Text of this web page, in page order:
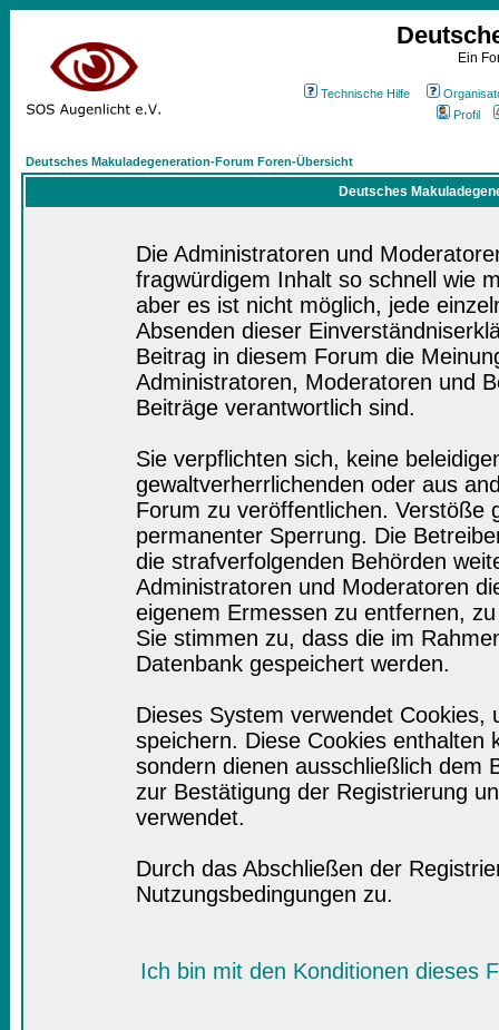
Ein
Technische Hilfe
Profil
Deutsches Makuladegeneration-Forum Foren-Übersicht
Deutsches
Die Administratoren und
fragwürdigem Inhalt so schnell wie
aber es ist nicht möglich, jede
Absenden dieser
Beitrag in diesem Forum die
Administratoren, Moderatoren und
Beiträge verantwortlich sind.
Sie verpflichten sich, keine
gewaltverherrlichenden oder aus
Forum zu veröffentlichen. Verstöße
permanenter Sperrung. Die
die strafverfolgenden Behörden
Administratoren und Moderatoren
eigenem Ermessen zu entfernen,
Sie stimmen zu, dass die im
Datenbank gespeichert werden.
Dieses System verwendet
speichern. Diese Cookies enthalten
sondern dienen ausschließlich dem
zur Bestätigung der Registrierung
verwendet.
Durch das Abschließen der
Nutzungsbedingungen zu.
Ich bin mit den Konditionen dieses